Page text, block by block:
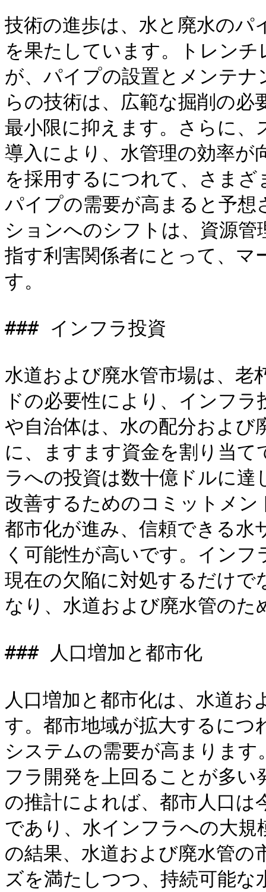
技術の進歩は、水と廃水のパ
を果たしています。トレン
が、パイプの設置とメンテ
らの技術は、広範な掘削の
最小限に抑えます。さらに
導入により、水管理の効率が
を採用するにつれて、さま
パイプの需要が高まると予
ションへのシフトは、資源
指す利害関係者にとって、
す。
### インフラ投資
水道および廃水管市場は、
ドの必要性により、インフ
や自治体は、水の配分および
に、ますます資金を割り当
ラへの投資は数十億ドルに達
改善するためのコミットメ
都市化が進み、信頼できる水
く可能性が高いです。イン
現在の欠陥に対処するだけ
なり、水道および廃水管の
### 人口増加と都市化
人口増加と都市化は、水道お
す。都市地域が拡大するにつ
システムの需要が高まりま
フラ開発を上回ることが多い
の推計によれば、都市人口は
であり、水インフラへの大
の結果、水道および廃水管の
ズを満たしつつ、持続可能